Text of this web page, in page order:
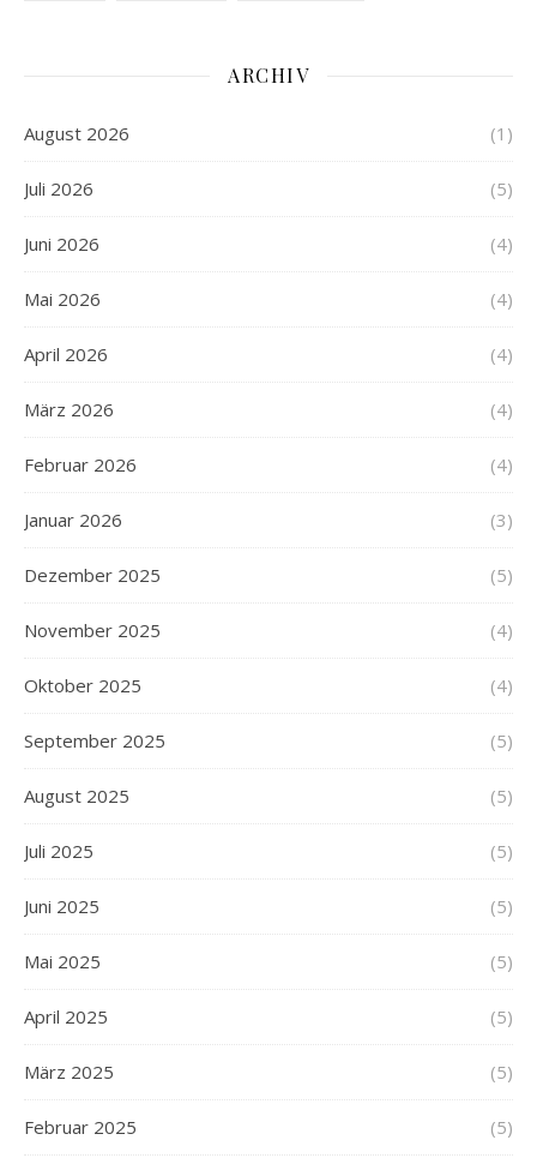
ARCHIV
August 2026 (1)
Juli 2026 (5)
Juni 2026 (4)
Mai 2026 (4)
April 2026 (4)
März 2026 (4)
Februar 2026 (4)
Januar 2026 (3)
Dezember 2025 (5)
November 2025 (4)
Oktober 2025 (4)
September 2025 (5)
August 2025 (5)
Juli 2025 (5)
Juni 2025 (5)
Mai 2025 (5)
April 2025 (5)
März 2025 (5)
Februar 2025 (5)